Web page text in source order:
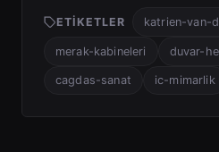
ETIKETLER katrien-van-
merak-kabineleri duvar-
cagdas-sanat ic-mimarlik